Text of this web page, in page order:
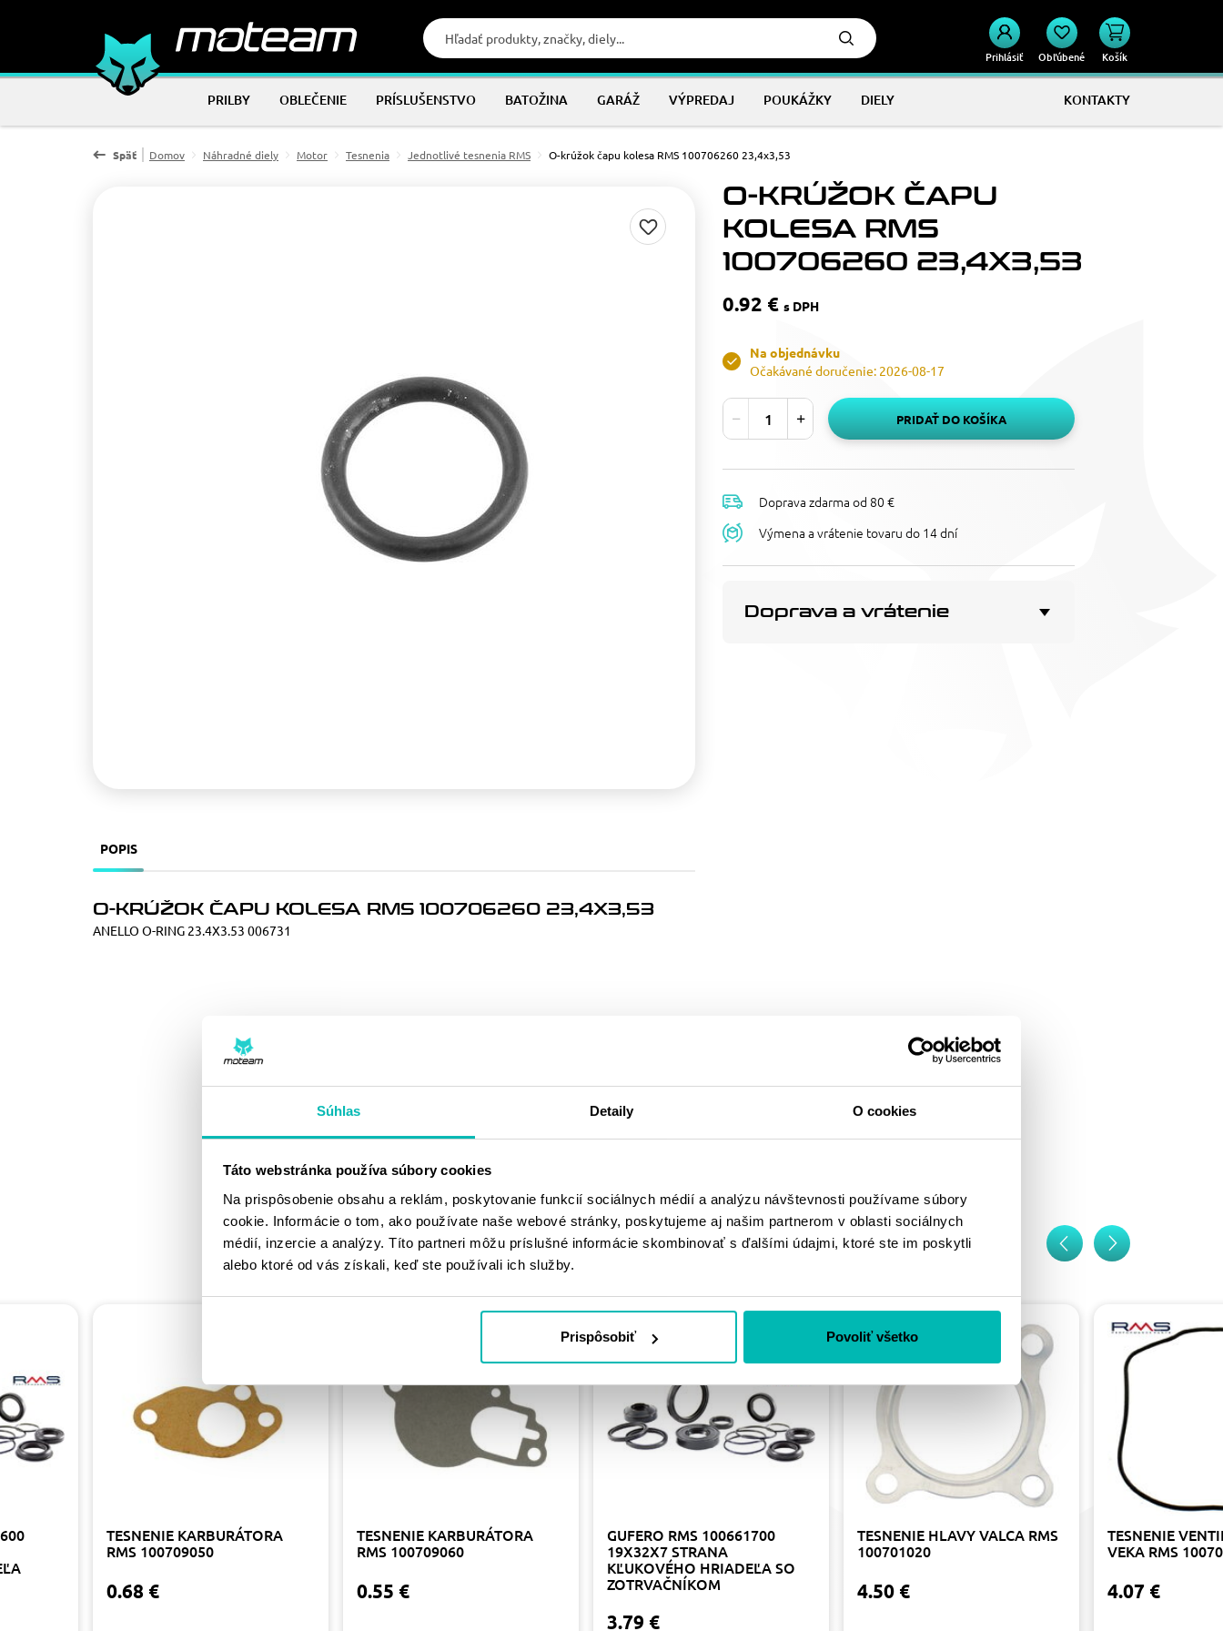
Súhlas Detaily O cookies
Táto webstránka používa súbory cookies
Na prispôsobenie obsahu a reklám, poskytovanie funkcií sociálnych médií a analýzu návštevnosti používame súbory
cookie. Informácie o tom, ako používate naše webové stránky, poskytujeme aj našim partnerom v oblasti sociálnych
médií, inzercie a analýzy. Títo partneri môžu príslušné informácie skombinovať s ďalšími údajmi, ktoré ste im poskytli
alebo ktoré od vás získali, keď ste používali ich služby.
Prispôsobiť Povoliť všetko
Prihlásiť Obľúbené Košík
PRILBY OBLEČENIE PRÍSLUŠENSTVO BATOŽINA GARÁŽ VÝPREDAJ POUKÁŽKY DIELY KONTAKTY
Späť Domov Náhradné diely Motor Tesnenia Jednotlivé tesnenia RMS O-krúžok čapu kolesa RMS 100706260 23,4x3,53
O-KRÚŽOK ČAPU
KOLESA RMS
100706260 23,4X3,53
0.92 € s DPH
Na objednávku
Očakávané doručenie: 2026-08-17
PRIDAŤ DO KOŠÍKA
Doprava zdarma od 80 €
Výmena a vrátenie tovaru do 14 dní
Doprava a vrátenie
POPIS
O-KRÚŽOK ČAPU KOLESA RMS 100706260 23,4X3,53
ANELLO O-RING 23.4X3.53 006731
PODOBNÉ
PRODUKTY
TESNENIE KARBURÁTORA
RMS 100709050
0.68 €
TESNENIE KARBURÁTORA
RMS 100709060
0.55 €
GUFERO RMS 100661700
19X32X7 STRANA
KĽUKOVÉHO HRIADEĽA SO
ZOTRVAČNÍKOM
3.79 €
TESNENIE HLAVY VALCA RMS
100701020
4.50 €
TESNENIE
VEKA RMS
4.07 €